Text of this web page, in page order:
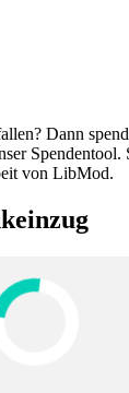
Dann
Spendentool.
von LibMod.